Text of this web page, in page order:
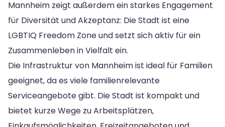
Mannheim zeigt außerdem ein starkes Engagement
für Diversität und Akzeptanz: Die Stadt ist eine
LGBTIQ Freedom Zone und setzt sich aktiv für ein
Zusammenleben in Vielfalt ein.
Die Infrastruktur von Mannheim ist ideal für Familien
geeignet, da es viele familienrelevante
Serviceangebote gibt. Die Stadt ist kompakt und
bietet kurze Wege zu Arbeitsplätzen,